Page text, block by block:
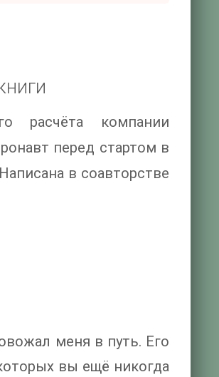
расчёта компании
перед стартом в
в соавторстве
меня в путь. Его
вы ещё никогда